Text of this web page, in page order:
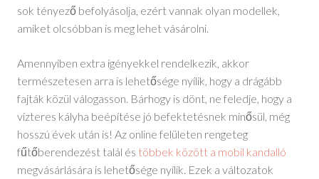
sok tényező befolyásolja, ezért vannak olyan modellek,
amiket olcsóbban is meg lehet vásárolni.
Amennyiben extra igényekkel rendelkezik, akkor
természetesen arra is lehetősége nyílik, hogy a drágább
fajták közül válogasson. Bárhogy is dönt, ne feledje, hogy a
vízteres kályha beépítése jó befektetésnek minősül, még
hosszú évek után is! Az online felületen rengeteg
fűtőberendezést talál és többek között a mobil kandalló
megvásárlására is lehetősége nyílik. Ezek a változatok